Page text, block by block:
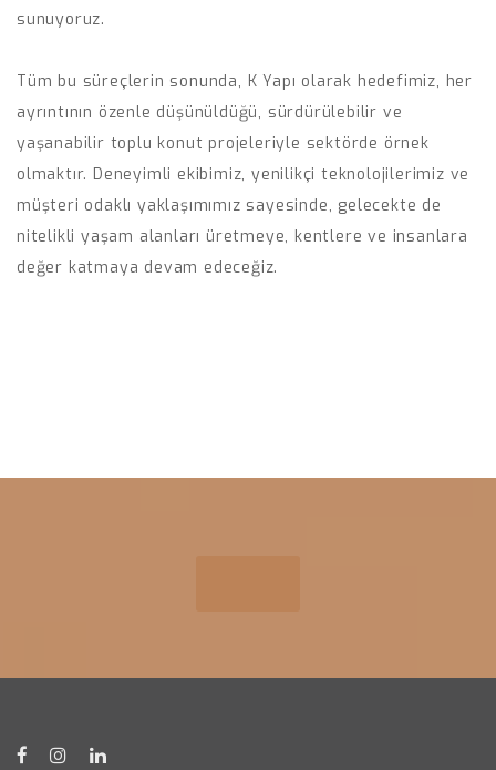
sunuyoruz.
Tüm bu süreçlerin sonunda, K Yapı olarak hedefimiz, her
ayrıntının özenle düşünüldüğü, sürdürülebilir ve
yaşanabilir toplu konut projeleriyle sektörde örnek
olmaktır. Deneyimli ekibimiz, yenilikçi teknolojilerimiz ve
müşteri odaklı yaklaşımımız sayesinde, gelecekte de
nitelikli yaşam alanları üretmeye, kentlere ve insanlara
değer katmaya devam edeceğiz.